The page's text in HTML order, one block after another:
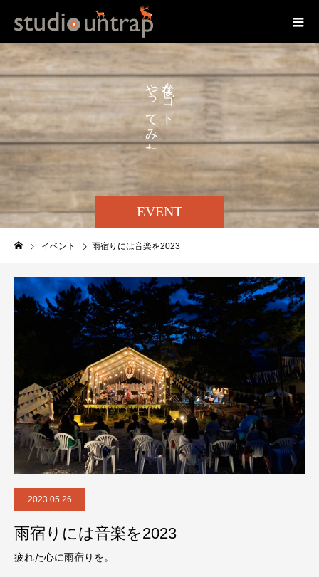
EVENT
な
コ
ト
や
っ
て
み
た
り
イベント 雨宿りには音楽を2023
2023.05.26
雨宿りには音楽を2023
疲れた心に雨宿りを。